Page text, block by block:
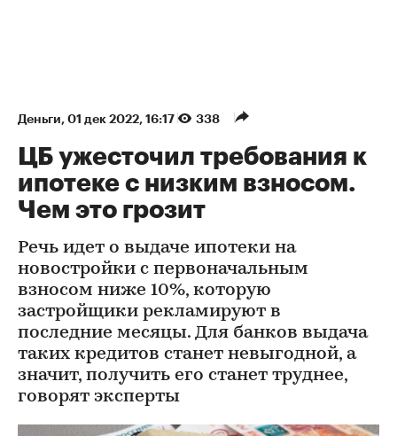
Деньги⁠, 01 дек 2022, 16:17 338
ЦБ ужесточил требования к
ипотеке с низким взносом.
Чем это грозит
Речь идет о выдаче ипотеки на
новостройки с первоначальным
взносом ниже 10%, которую
застройщики рекламируют в
последние месяцы. Для банков выдача
таких кредитов станет невыгодной, а
значит, получить его станет труднее,
говорят эксперты